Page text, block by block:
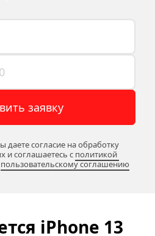
заявку
даете согласие на обработку
и соглашаетесь c политикой
пользовательскому соглашению
iPhone 13